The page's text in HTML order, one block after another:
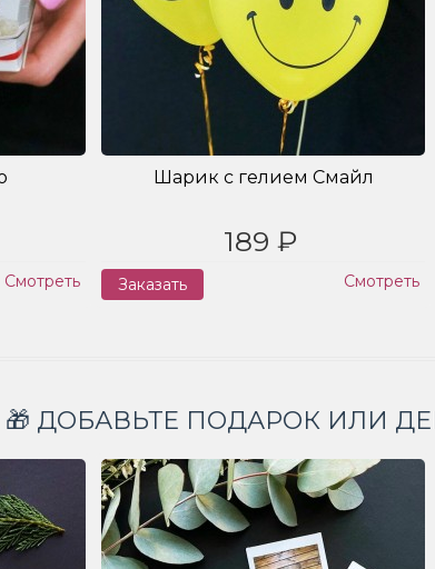
Смотреть
Шарик с гелием Смайл
189 ₽
Заказать Смотреть
🎁 ДОБАВЬТЕ ПОДАРОК ИЛИ